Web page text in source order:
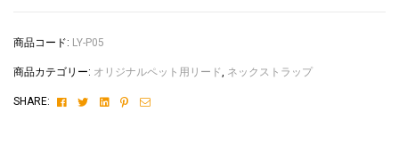
商品コード: LY-P05
商品カテゴリー: オリジナルペット用リード, ネックストラップ
SHARE: FacebookTwitterLinkedinPinterest
Email